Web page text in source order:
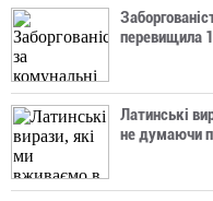
перевищила
Латинські
не думаючи